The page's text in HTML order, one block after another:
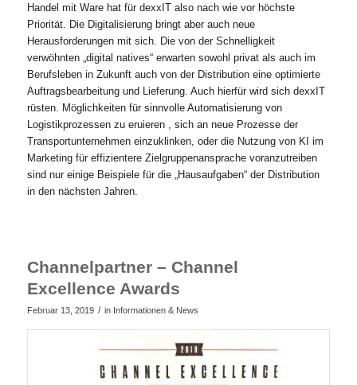
Handel mit Ware hat für dexxIT also nach wie vor höchste
Priorität. Die Digitalisierung bringt aber auch neue
Herausforderungen mit sich. Die von der Schnelligkeit
verwöhnten „digital natives“ erwarten sowohl privat als auch im
Berufsleben in Zukunft auch von der Distribution eine optimierte
Auftragsbearbeitung und Lieferung. Auch hierfür wird sich dexxIT
rüsten. Möglichkeiten für sinnvolle Automatisierung von
Logistikprozessen zu eruieren , sich an neue Prozesse der
Transportunternehmen einzuklinken, oder die Nutzung von KI im
Marketing für effizientere Zielgruppenansprache voranzutreiben
sind nur einige Beispiele für die „Hausaufgaben“ der Distribution
in den nächsten Jahren.
Channelpartner – Channel
Excellence Awards
Februar 13, 2019 / in Informationen & News